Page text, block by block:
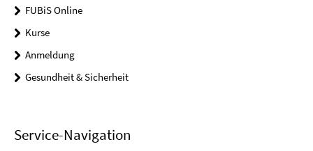
FUBiS Online
Kurse
Anmeldung
Gesundheit & Sicherheit
Service-Navigation